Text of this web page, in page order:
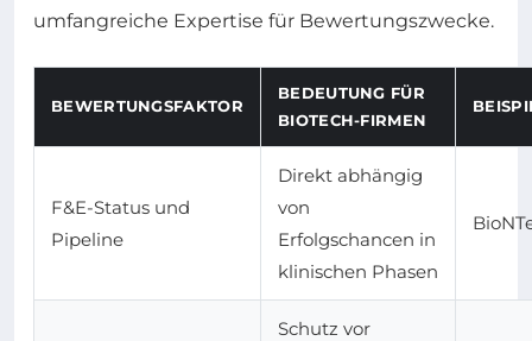
umfangreiche Expertise für Bewertungszwecke.
BEWERTUNGSFAKTOR
BEDEUTUNG FÜR
BIOTECH-FIRMEN
F&E-Status und
Pipeline
Direkt abhängig
von
Erfolgschancen in
klinischen Phasen
Schutz vor